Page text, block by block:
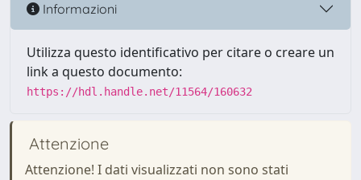
Informazioni
Utilizza questo identificativo per citare o creare un
link a questo documento:
https://hdl.handle.net/11564/160632
Attenzione
Attenzione! I dati visualizzati non sono stati